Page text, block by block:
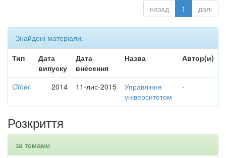
назад 1 далі
Знайдені матеріали:
Тип
Дата
випуску
Дата
внесення
Назва Автор(и)
Other 2014 11-лис-2015
Управління
університетом
-
Розкриття
за темами